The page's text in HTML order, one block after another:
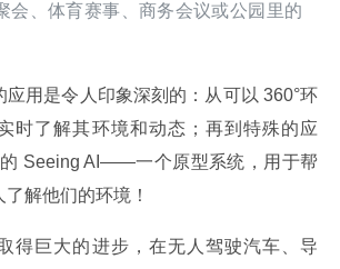
、体育赛事、商务会议或公园里的
应用是令人印象深刻的：从可以 360°环
时了解其环境和动态；再到特殊的应
的 Seeing AI——一个原型系统，用于帮
解他们的环境！
得巨大的进步，在无人驾驶汽车、导